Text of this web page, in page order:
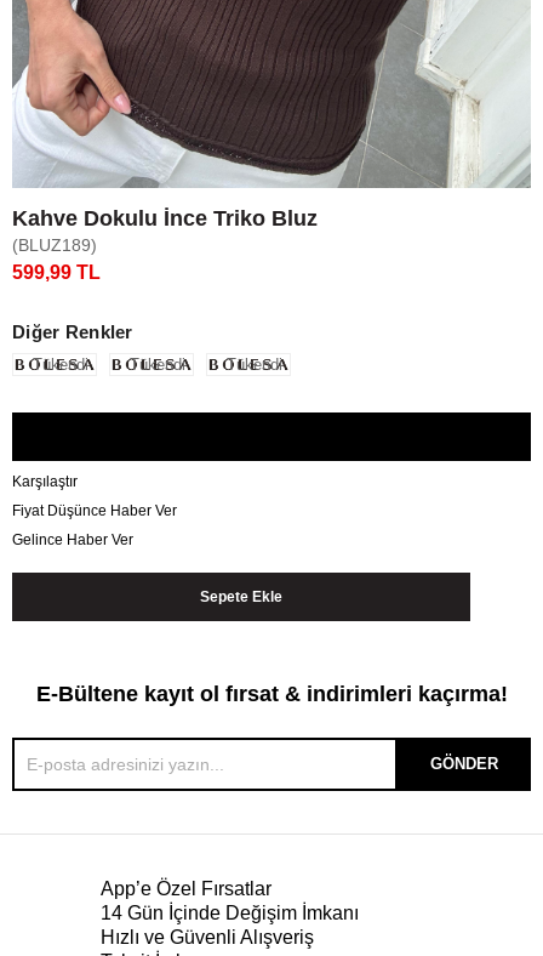
Kahve Dokulu İnce Triko Bluz
(BLUZ189)
599,99 TL
Diğer Renkler
Tükendi Tükendi Tükendi
Karşılaştır
Fiyat Düşünce Haber Ver
Gelince Haber Ver
E-Bültene kayıt ol fırsat & indirimleri kaçırma!
GÖNDER
App’e Özel Fırsatlar
14 Gün İçinde Değişim İmkanı
Hızlı ve Güvenli Alışveriş